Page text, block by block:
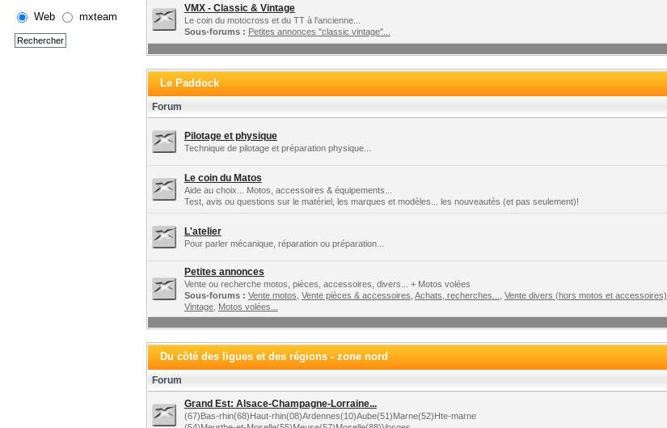
Web mxteam
VMX - Classic & Vintage
Le coin du motocross et du TT à l'ancienne...
Sous-forums : Petites annonces "classic vintage"...
Le Paddock
Forum
Pilotage et physique
Technique de pilotage et préparation physique...
Le coin du Matos
Aide au choix... Motos, accessoires & équipements...
Test, avis ou questions sur le matériel, les marques et modèles... les nouveautés (et pas seulement)!
L'atelier
Pour parler mécanique, réparation ou préparation...
Petites annonces
Vente ou recherche motos, pièces, accessoires, divers... + Motos volées
Sous-forums : Vente motos Vente pièces & accessoires Achats, recherches... Vente divers (hors motos et accessoires)
Vintage, Motos volées...
Du côté des ligues et des régions - zone nord
Forum
Grand Est: Alsace-Champagne-Lorraine...
(67)Bas-rhin(68)Haut-rhin(08)Ardennes(10)Aube(51)Marne(52)Hte-marne